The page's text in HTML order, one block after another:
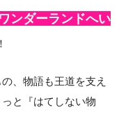
ンダーランドへい
、物語も王道を支え
と『はてしない物